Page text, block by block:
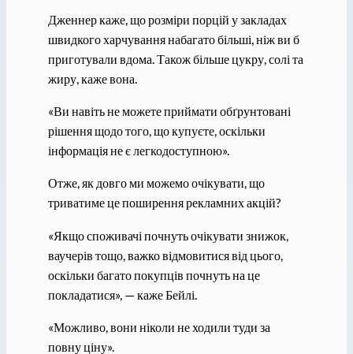
Дженнер каже, що розміри порцій у закладах
швидкого харчування набагато більші, ніж ви б
приготували вдома. Також більше цукру, солі та
жиру, каже вона.
«Ви навіть не можете приймати обґрунтовані
рішення щодо того, що купуєте, оскільки
інформація не є легкодоступною».
Отже, як довго ми можемо очікувати, що
триватиме це поширення рекламних акцій?
«Якщо споживачі почнуть очікувати знижок,
ваучерів тощо, важко відмовитися від цього,
оскільки багато покупців почнуть на це
покладатися», — каже Бейлі.
«Можливо, вони ніколи не ходили туди за
повну ціну».